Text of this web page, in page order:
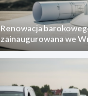
Renowacja
zainaugurowana we